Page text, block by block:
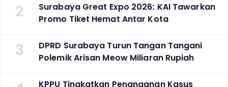
2
Surabaya Great Expo 2026: KAI Tawarkan
Promo Tiket Hemat Antar Kota
3
DPRD Surabaya Turun Tangan Tangani
Polemik Arisan Meow Miliaran Rupiah
KPPU Tingkatkan Penanganan Kasus